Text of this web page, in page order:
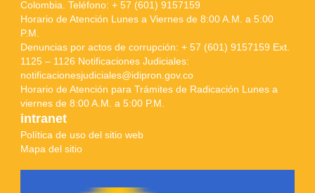
Colombia. Teléfono: + 57 (601) 9157159
Horario de Atención Lunes a Viernes de 8:00 A.M. a 5:00
P.M.
Denuncias por actos de corrupción: + 57 (601) 9157159 Ext.
1125 – 1126 Notificaciones Judiciales:
notificacionesjudiciales@idipron.gov.co
Horario de Atención para Trámites de Radicación Lunes a
viernes de 8:00 A.M. a 5:00 P.M.
intranet
Política de uso del sitio web
Mapa del sitio